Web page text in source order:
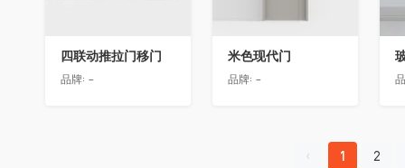
四联动推拉门移门
品牌: -
米色现代门
品牌: -
1 2